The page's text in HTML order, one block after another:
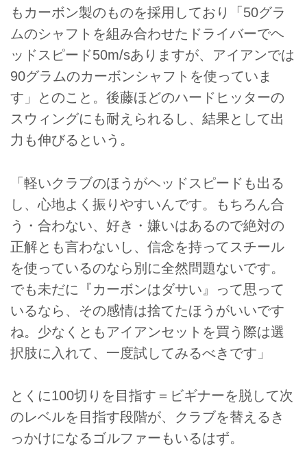
もカーボン製のものを採用しており「50グラ
ムのシャフトを組み合わせたドライバーでヘ
ッドスピード50m/sありますが、アイアンでは
90グラムのカーボンシャフトを使っていま
す」とのこと。後藤ほどのハードヒッターの
スウィングにも耐えられるし、結果として出
力も伸びるという。
「軽いクラブのほうがヘッドスピードも出る
し、心地よく振りやすいんです。もちろん合
う・合わない、好き・嫌いはあるので絶対の
正解とも言わないし、信念を持ってスチール
を使っているのなら別に全然問題ないです。
でも未だに『カーボンはダサい』って思って
いるなら、その感情は捨てたほうがいいです
ね。少なくともアイアンセットを買う際は選
択肢に入れて、一度試してみるべきです」
とくに100切りを目指す＝ビギナーを脱して次
のレベルを目指す段階が、クラブを替えるき
っかけになるゴルファーもいるはず。